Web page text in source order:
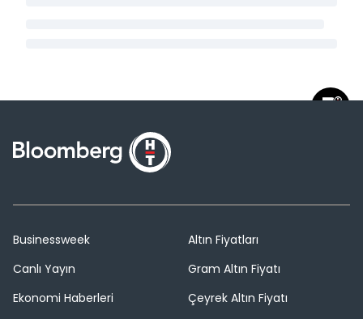
Businessweek
Canlı Yayın
Ekonomi Haberleri
Altın Fiyatları
Gram Altın Fiyatı
Çeyrek Altın Fiyatı